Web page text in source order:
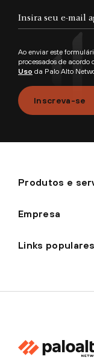
Ao enviar este
processados de acordo
Uso da Palo Alto
Inscreva-se
Produtos e
Empresa
Links populares